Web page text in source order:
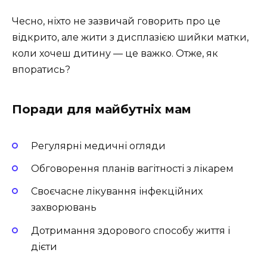
Чесно, ніхто не зазвичай говорить про це
відкрито, але жити з дисплазією шийки матки,
коли хочеш дитину — це важко. Отже, як
впоратись?
Поради для майбутніх мам
Регулярні медичні огляди
Обговорення планів вагітності з лікарем
Своєчасне лікування інфекційних
захворювань
Дотримання здорового способу життя і
дієти